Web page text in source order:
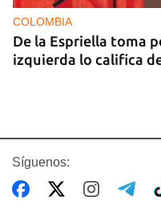
COLOMBIA
De la Espriella toma
izquierda lo califica
Síguenos: